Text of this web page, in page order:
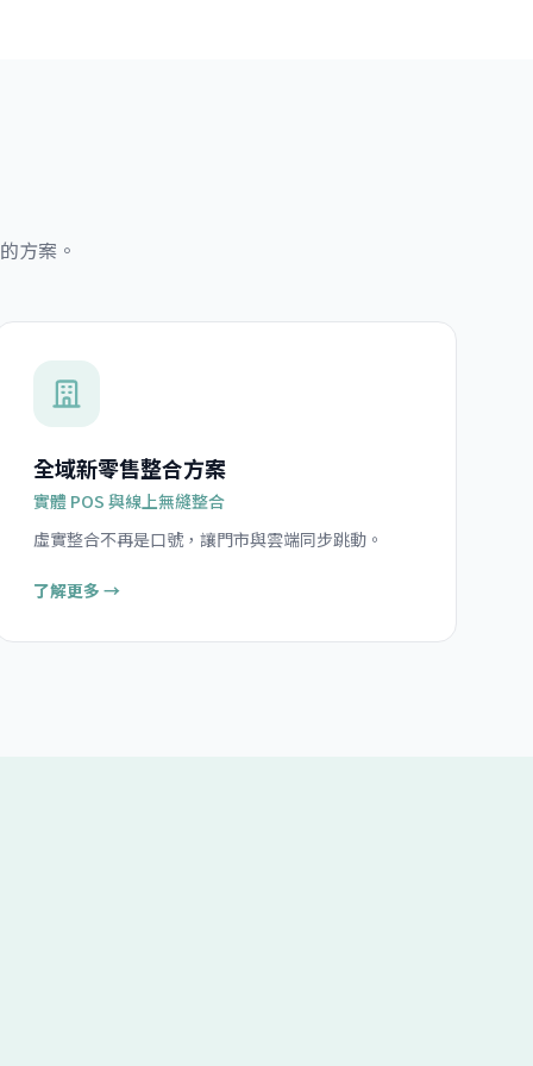
方案。
全域新零售整合方案
實體 POS 與線上無縫整合
虛實整合不再是口號，讓門市與雲端同步跳動。
了解更多 →